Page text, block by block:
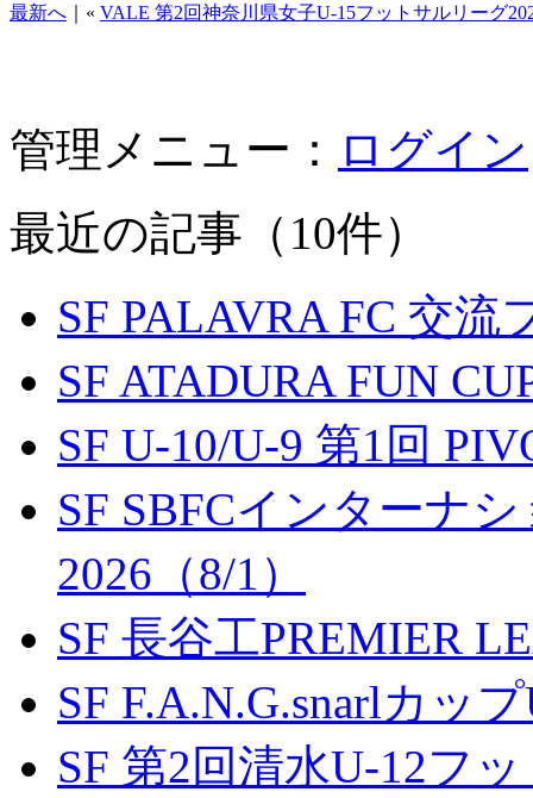
最新へ ｜« VALE 第2回神奈川県女子U-15フットサルリーグ
管理メニュー： ログイン
最近の記事（10件）
SF PALAVRA FC 交
SF ATADURA FUN
SF U-10/U-9 第1回
SF SBFCインターナ
2026（8/1）
SF 長谷工PREMIER
SF F.A.N.G.snarlカッ
SF 第2回清水U-12フ